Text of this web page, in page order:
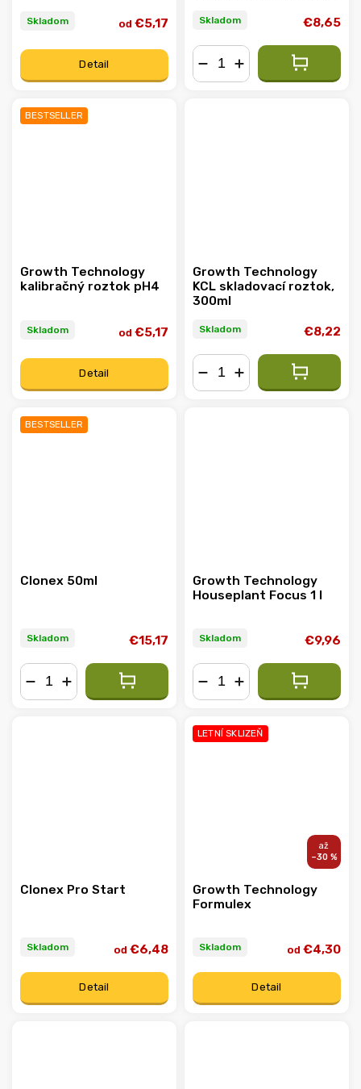
Skladom od €5,17
Detail
Skladom €8,65
BESTSELLER
Growth Technology
kalibračný roztok pH4
Skladom od €5,17
Detail
Growth Technology
KCL skladovací roztok,
300ml
Skladom €8,22
BESTSELLER
Clonex 50ml
Skladom €15,17
Growth Technology
Houseplant Focus 1 l
Skladom €9,96
Clonex Pro Start
Skladom od €6,48
Detail
LETNÍ SKLIZEŇ
–30 %
Growth Technology
Formulex
Skladom od €4,30
Detail